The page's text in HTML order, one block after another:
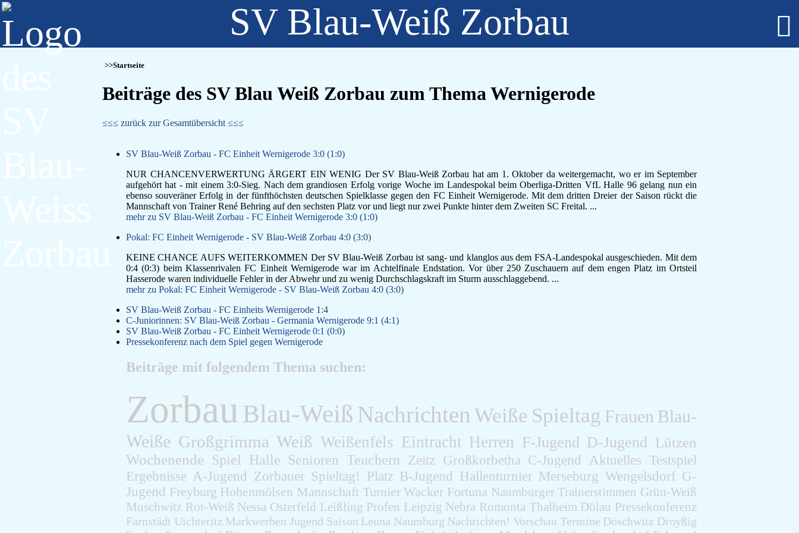
SV Blau-Weiß Zorbau
Startseite
Beiträge des SV Blau Weiß Zorbau zum Thema Wernigerode
≤≤≤ zurück zur Gesamtübersicht ≤≤≤
SV Blau-Weiß Zorbau - FC Einheit Wernigerode 3:0 (1:0)
NUR CHANCENVERWERTUNG ÄRGERT EIN WENIG Der SV Blau-Weiß Zorbau hat am 1. Oktober da weitergemacht, wo er im September
aufgehört hat - mit einem 3:0-Sieg. Nach dem grandiosen Erfolg vorige Woche im Landespokal beim Oberliga-Dritten VfL Halle 96 gelang nun ein
ebenso souveräner Erfolg in der fünfthöchsten deutschen Spielklasse gegen den FC Einheit Wernigerode. Mit dem dritten Dreier der Saison rückt die
Mannschaft von Trainer René Behring auf den sechsten Platz vor und liegt nur zwei Punkte hinter dem Zweiten SC Freital. ...
mehr zu SV Blau-Weiß Zorbau - FC Einheit Wernigerode 3:0 (1:0)
Pokal: FC Einheit Wernigerode - SV Blau-Weiß Zorbau 4:0 (3:0)
KEINE CHANCE AUFS WEITERKOMMEN Der SV Blau-Weiß Zorbau ist sang- und klanglos aus dem FSA-Landespokal ausgeschieden. Mit dem
0:4 (0:3) beim Klassenrivalen FC Einheit Wernigerode war im Achtelfinale Endstation. Vor über 250 Zuschauern auf dem engen Platz im Ortsteil
Hasserode waren individuelle Fehler in der Abwehr und zu wenig Durchschlagskraft im Sturm ausschlaggebend. ...
mehr zu Pokal: FC Einheit Wernigerode - SV Blau-Weiß Zorbau 4:0 (3:0)
SV Blau-Weiß Zorbau - FC Einheits Wernigerode 1:4
C-Juniorinnen: SV Blau-Weiß Zorbau - Germania Wernigerode 9:1 (4:1)
SV Blau-Weiß Zorbau - FC Einheit Wernigerode 0:1 (0:0)
Pressekonferenz nach dem Spiel gegen Wernigerode
Beiträge mit folgendem Thema suchen:
ZorbauBlau-Weiß Nachrichten Weiße Spieltag Frauen Blau-
Weiße Großgrimma Weiß Weißenfels Eintracht Herren F-Jugend D-Jugend Lützen
Wochenende Spiel Halle Senioren Teuchern Zeitz Großkorbetha C-Jugend Aktuelles Testspiel
Ergebnisse A-Jugend Zorbauer Spieltag! Platz B-Jugend Hallenturnier Merseburg Wengelsdorf G-
Jugend Freyburg Hohenmölsen Mannschaft Turnier Wacker Fortuna Naumburger Trainerstimmen Grün-Weiß
Muschwitz Rot-Weiß Nessa Osterfeld Leißling Profen Leipzig Nebra Romonta Thalheim Dölau Pressekonferenz
Farnstädt Uichteritz Markwerben Jugend Saison Leuna Naumburg Nachrichten! Vorschau Termine Döschwitz Droyßig